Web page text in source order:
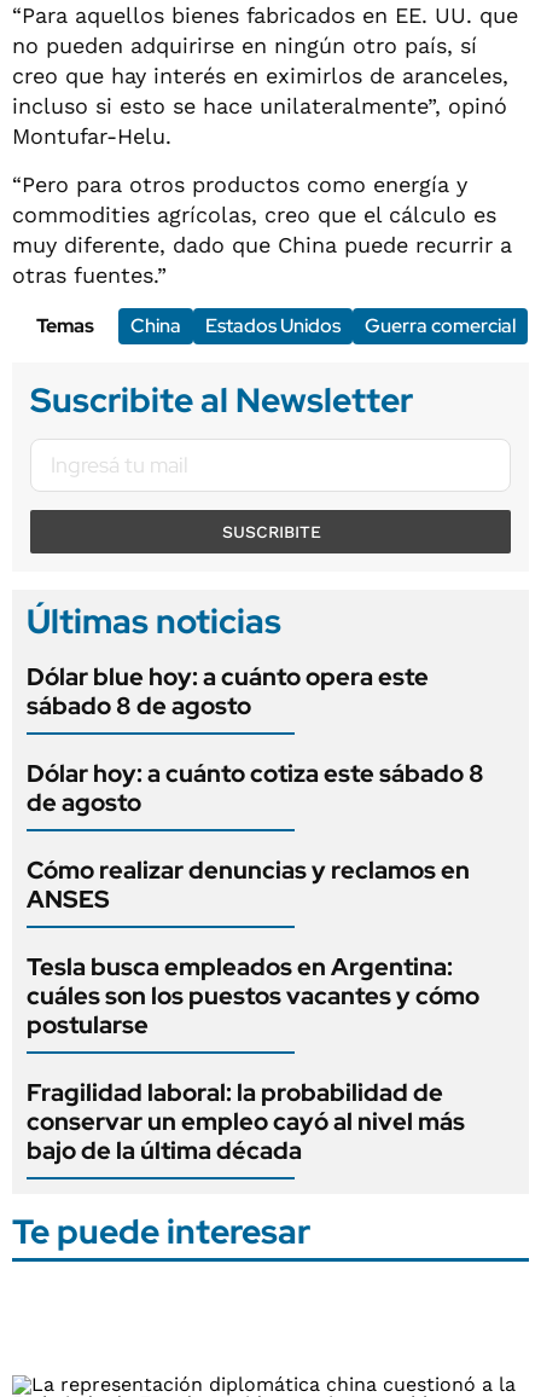
“Para aquellos bienes fabricados en EE. UU. que
no pueden adquirirse en ningún otro país, sí
creo que hay interés en eximirlos de aranceles,
incluso si esto se hace unilateralmente”, opinó
Montufar-Helu.
“Pero para otros productos como energía y
commodities agrícolas, creo que el cálculo es
muy diferente, dado que China puede recurrir a
otras fuentes.”
Temas
China Estados Unidos Guerra comercial
Suscribite al Newsletter
SUSCRIBITE
Últimas noticias
Dólar blue hoy: a cuánto opera este
sábado 8 de agosto
Dólar hoy: a cuánto cotiza este sábado 8
de agosto
Cómo realizar denuncias y reclamos en
ANSES
Tesla busca empleados en Argentina:
cuáles son los puestos vacantes y cómo
postularse
Fragilidad laboral: la probabilidad de
conservar un empleo cayó al nivel más
bajo de la última década
Te puede interesar